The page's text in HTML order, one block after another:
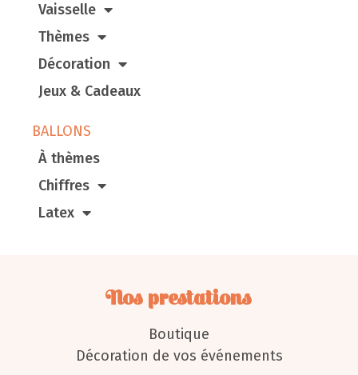
Vaisselle
Thèmes
Décoration
Jeux & Cadeaux
BALLONS
À thèmes
Chiffres
Latex
Nos prestations
Boutique
Décoration de vos événements